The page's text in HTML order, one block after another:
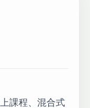
課程、混合式